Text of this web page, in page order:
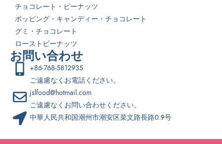
チョコレート・ピーナッツ
ポッピング・キャンディー・チョコレート
グミ・チョコレート
ローストピーナッツ
お問い合わせ
+86-768-5812935
ご遠慮なくお電話ください。
jslfood@hotmail.com
ご遠慮なくお問い合わせください。
中華人民共和国潮州市潮安区菜文路長路0.9号